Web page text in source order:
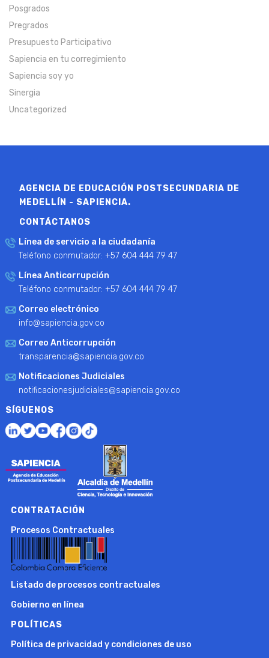
Posgrados
Pregrados
Presupuesto Participativo
Sapiencia en tu corregimiento
Sapiencia soy yo
Sinergia
Uncategorized
AGENCIA DE EDUCACIÓN POSTSECUNDARIA DE
MEDELLÍN - SAPIENCIA.
CONTÁCTANOS
Línea de servicio a la ciudadanía
Teléfono conmutador: +57 604 444 79 47
Línea Anticorrupción
Teléfono conmutador: +57 604 444 79 47
Correo electrónico
info@sapiencia.gov.co
Correo Anticorrupción
transparencia@sapiencia.gov.co
Notificaciones Judiciales
notificacionesjudiciales@sapiencia.gov.co
SÍGUENOS
CONTRATACIÓN
Procesos Contractuales
Listado de procesos contractuales
Gobierno en línea
POLÍTICAS
Política de privacidad y condiciones de uso